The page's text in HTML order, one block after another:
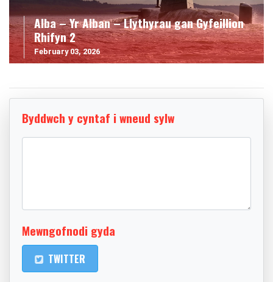
Alba – Yr Alban – Llythyrau gan Gyfeillion
Rhifyn 2
February 03, 2026
Byddwch y cyntaf i wneud sylw
Mewngofnodi gyda
TWITTER